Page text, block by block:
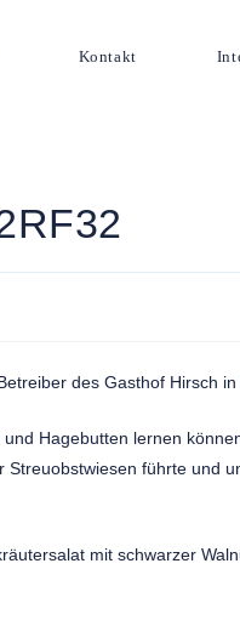
Kontakt
des Gasthof Hirsch in
Hagebutten lernen
führte und
mit schwarzer